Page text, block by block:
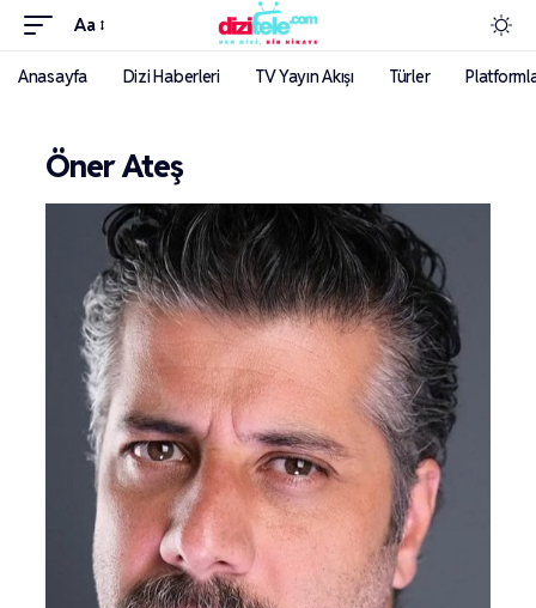
Aa
Anasayfa Dizi Haberleri TV Yayın Akışı Türler
Öner Ateş